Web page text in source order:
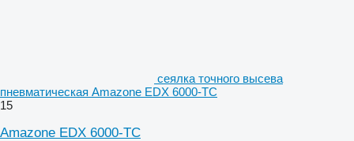
сеялка точного высева
пневматическая Amazone EDX 6000-TC
15
Amazone EDX 6000-TC